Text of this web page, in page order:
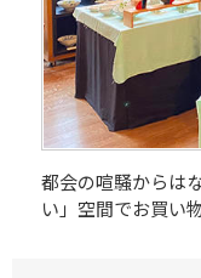
都会の喧騒からは
い」空間でお買い